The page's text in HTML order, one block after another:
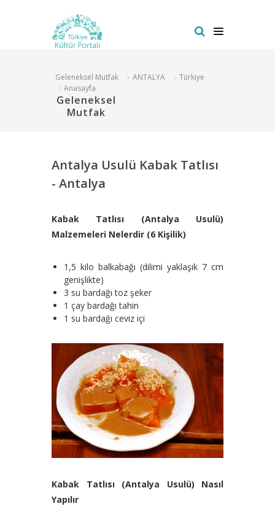
Geleneksel Mutfak ANTALYA
Türkiye
Anasayfa
Geleneksel
Mutfak
Antalya Usulü Kabak Tatlısı
- Antalya
Kabak Tatlısı (Antalya Usulü)
Malzemeleri Nelerdir (6 Kişilik)
1,5 kilo balkabağı (dilimi yaklaşık 7 cm
genişlikte)
3 su bardağı toz şeker
1 çay bardağı tahin
1 su bardağı ceviz içi
Kabak Tatlısı (Antalya Usulü) Nasıl
Yapılır